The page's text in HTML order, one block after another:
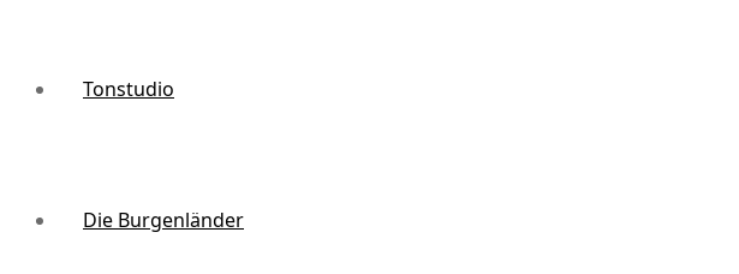
Tonstudio
Die Burgenländer